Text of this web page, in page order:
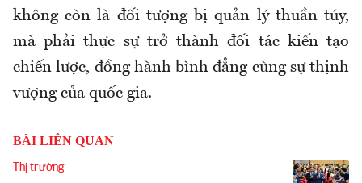
không còn là đối tượng bị quản lý thuần túy,
mà phải thực sự trở thành đối tác kiến tạo
chiến lược, đồng hành bình đẳng cùng sự thịnh
vượng của quốc gia.
BÀI LIÊN QUAN
Thị trường